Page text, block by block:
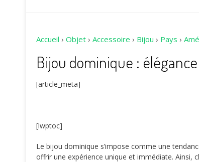
Accueil › Objet › Accessoire › Bijou › Pays ›
Bijou dominique :
[article_meta]
[lwptoc]
Le bijou dominique s’impose comme une
offrir une expérience unique et immédiate. Ainsi,